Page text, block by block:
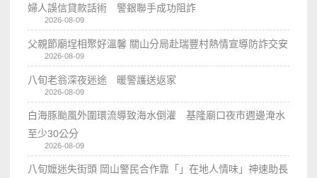
婦人誤信貸款話術 警銀聯手成功阻詐
2026-08-09
父親節廟埕相聚好溫馨 關山分局赴瑞豐村熱情宣導防詐交安
2026-08-09
八旬老翁深夜迷途 暖警護送返家
2026-08-09
白海豚颱風外圍環流導致海水倒灌 基隆廟口夜市週邊淹水
至少30公分
2026-08-09
八旬嬤迷失街頭 岡山警民合作靠「」在地人情味」神速助長